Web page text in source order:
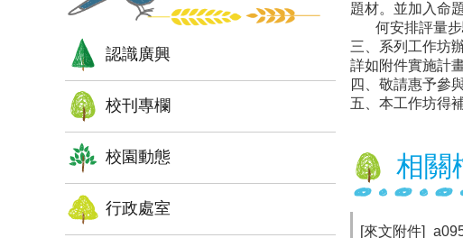
認識廣興
校刊專欄
校園動態
行政處室
題材。並加入命
何安排評量步
三、系列工作坊
詳如附件實施計畫
四、敬請惠予參
五、本工作坊得
相關
[來文附件